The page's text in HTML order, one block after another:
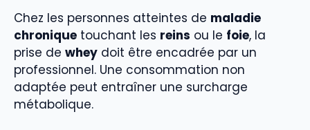
Chez les personnes atteintes de maladie
chronique touchant les reins ou le foie, la
prise de whey doit être encadrée par un
professionnel. Une consommation non
adaptée peut entraîner une surcharge
métabolique.